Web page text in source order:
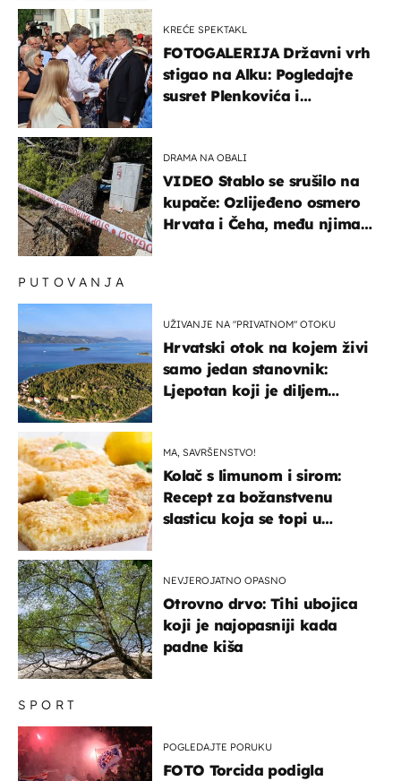
KREĆE SPEKTAKL
FOTOGALERIJA Državni vrh
stigao na Alku: Pogledajte
susret Plenkovića i
DRAMA NA OBALI
VIDEO Stablo se srušilo na
kupače: Ozlijeđeno osmero
Hrvata i Čeha, među njima
SPORT
POGLEDAJTE PORUKU
FOTO Torcida podigla
PUTOVANJA
UŽIVANJE NA "PRIVATNOM" OTOKU
Hrvatski otok na kojem živi
samo jedan stanovnik:
Ljepotan koji je diljem
MA, SAVRŠENSTVO!
Kolač s limunom i sirom:
Recept za božanstvenu
slasticu koja se topi u
NEVJEROJATNO OPASNO
Otrovno drvo: Tihi ubojica
koji je najopasniji kada
padne kiša